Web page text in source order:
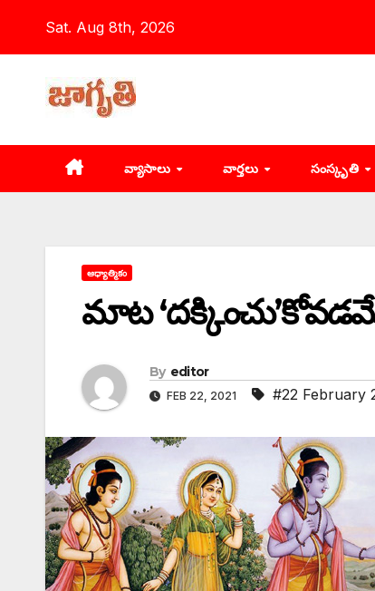
Sat. Aug 8th, 2026
వ్యాసాలు వార్తలు సంస్కృతి
ఆధ్యాత్మికం
మాట
By editor
FEB 22, 2021 #22 February